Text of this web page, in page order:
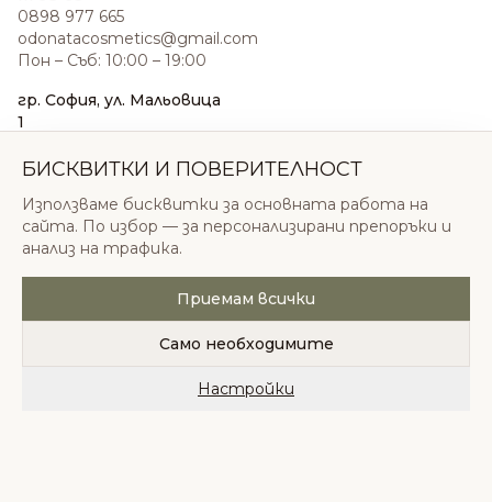
0898 977 665
odonatacosmetics@gmail.com
Пон – Съб: 10:00 – 19:00
гр. София, ул. Мальовица
1
sales@odonatacosmetics.com
Нед: 11:00 – 18:00
© 2026 Одоната Козметикс ООД. Всички права
запазени.
Политика за поверителностОбщи условия
БИСКВИТКИ И ПОВЕРИТЕЛНОСТ
Използваме бисквитки за основната работа на
сайта. По избор — за персонализирани препоръки и
анализ на трафика.
Приемам всички
Само необходимите
Настройки